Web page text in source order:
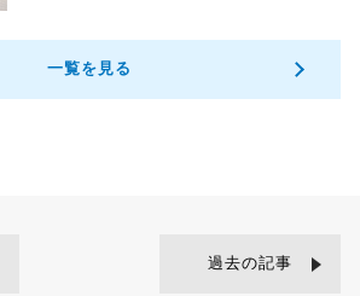
一覧を見る
過去の記事